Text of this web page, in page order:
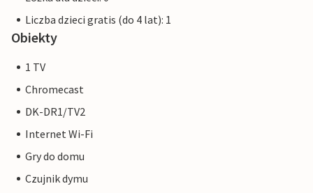
Liczba dzieci gratis (do 4 lat): 1
Obiekty
1 TV
Chromecast
DK-DR1/TV2
Internet Wi-Fi
Gry do domu
Czujnik dymu